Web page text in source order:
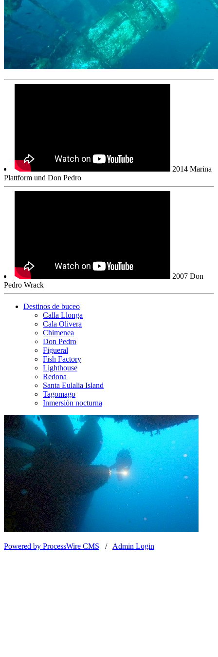
2014 Marina
Plattform und Don Pedro
2007 Don
Pedro Wrack
Destinos de buceo
Calla Llonga
Cala Olivera
Chimenea
Don Pedro
Figueral
Fish Factory
Lighthouse
Redona
Santa Eulalia Island
Tagomago
Inmersión nocturna
Powered by ProcessWire CMS / Admin Login